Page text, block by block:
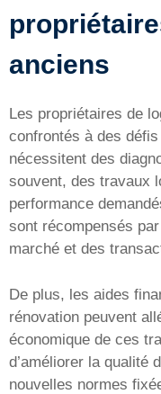
anciens
Les propriétaires de
confrontés à des
nécessitent des
souvent, des travaux
performance
sont récompensés
marché et des
De plus, les aides
rénovation peuvent
économique de ces
d’améliorer la qualité
nouvelles normes